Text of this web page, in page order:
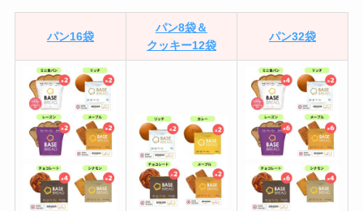
パン16袋
パン8袋＆
クッキー12袋
パン32袋